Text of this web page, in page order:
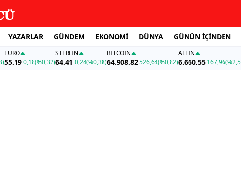
YAZARLAR GÜNDEM EKONOMİ DÜNYA GÜNÜN İÇİNDEN
EURO
55,19 0,18(%0,32)
STERLIN
64,41 0,24(%0,38)
BITCOIN
64.908,82526,64(%0,82)
ALTIN
6.660,55 167,96